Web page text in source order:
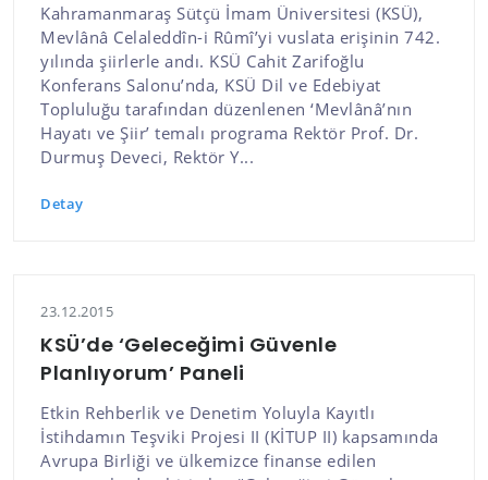
Kahramanmaraş Sütçü İmam Üniversitesi (KSÜ),
Mevlânâ Celaleddîn-i Rûmî’yi vuslata erişinin 742.
yılında şiirlerle andı. KSÜ Cahit Zarifoğlu
Konferans Salonu’nda, KSÜ Dil ve Edebiyat
Topluluğu tarafından düzenlenen ‘Mevlânâ’nın
Hayatı ve Şiir’ temalı programa Rektör Prof. Dr.
Durmuş Deveci, Rektör Y...
Detay
23.12.2015
KSÜ’de ‘Geleceğimi Güvenle
Planlıyorum’ Paneli
Etkin Rehberlik ve Denetim Yoluyla Kayıtlı
İstihdamın Teşviki Projesi II (KİTUP II) kapsamında
Avrupa Birliği ve ülkemizce finanse edilen